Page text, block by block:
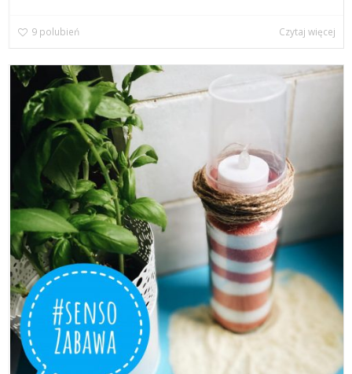
9 polubień Czytaj więcej